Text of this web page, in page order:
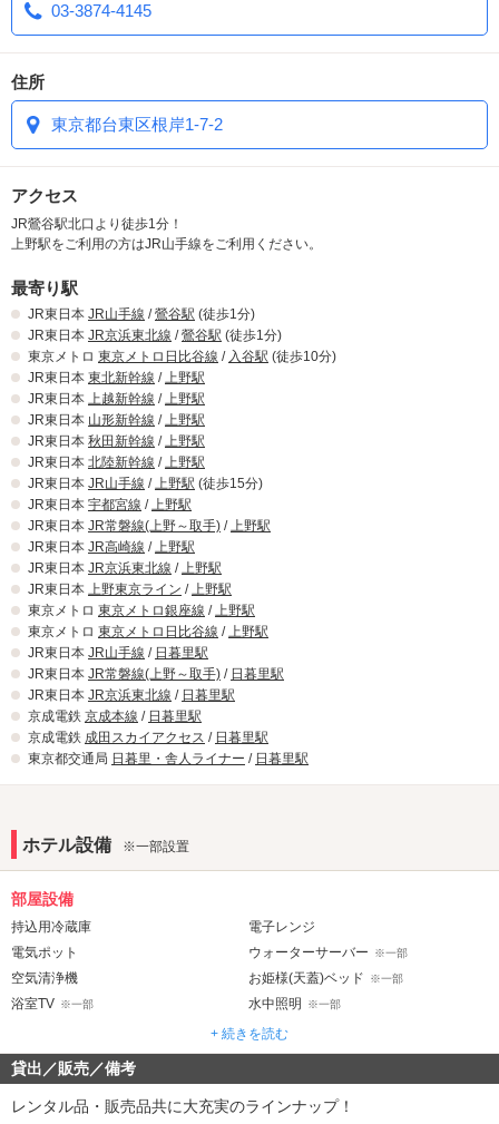
03-3874-4145
住所
東京都台東区根岸1-7-2
アクセス
JR鶯谷駅北口より徒歩1分！
上野駅をご利用の方はJR山手線をご利用ください。
最寄り駅
JR東日本 JR山手線 /鶯谷駅 (徒歩1分)
JR東日本 JR京浜東北線 /鶯谷駅 (徒歩1分)
東京メトロ 東京メトロ日比谷線 / 入谷駅 (徒歩10分)
JR東日本 東北新幹線 /上野駅
JR東日本 上越新幹線 /上野駅
JR東日本 山形新幹線 /上野駅
JR東日本 秋田新幹線 /上野駅
JR東日本 北陸新幹線 /上野駅
JR東日本 JR山手線 /上野駅 (徒歩15分)
JR東日本 宇都宮線 /上野駅
JR東日本 JR常磐線(上野～取手) /上野駅
JR東日本 JR高崎線 /上野駅
JR東日本 JR京浜東北線 /上野駅
JR東日本 上野東京ライン /上野駅
東京メトロ 東京メトロ銀座線 /上野駅
東京メトロ 東京メトロ日比谷線 /上野駅
JR東日本 JR山手線 / 日暮里駅
JR東日本 JR常磐線(上野～取手) / 日暮里駅
JR東日本 JR京浜東北線 / 日暮里駅
京成電鉄 京成本線 / 日暮里駅
京成電鉄 成田スカイアクセス / 日暮里駅
東京都交通局 日暮里・舎人ライナー / 日暮里駅
ホテル設備 ※一部設置
部屋設備
持込用冷蔵庫
電子レンジ
電気ポット
ウォーターサーバー ※一部
空気清浄機 お姫様(天蓋)ベッド ※一部
浴室TV ※一部 水中照明 ※一部
ウォシュレット
音響・映像・通信
カラオケ ※一部
VOD
+ 続きを読む
貸出／販売／備考
レンタル品・販売品共に大充実のラインナップ！